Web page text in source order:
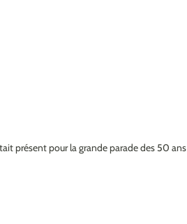
présent pour la grande parade des 50 ans